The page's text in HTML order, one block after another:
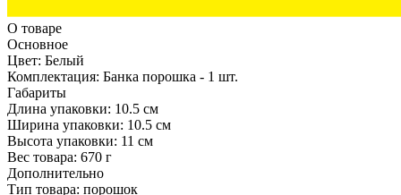
О товаре
Основное
Цвет: Белый
Комплектация: Банка порошка - 1 шт.
Габариты
Длина упаковки: 10.5 см
Ширина упаковки: 10.5 см
Высота упаковки: 11 см
Вес товара: 670 г
Дополнительно
Тип товара: порошок